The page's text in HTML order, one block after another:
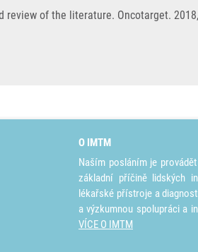
of the literature. Oncotarget.
O IMTM
Naším posláním je
základní příčině lidských
lékařské přístroje a
a výzkumnou spolupráci a
VÍCE O IMTM